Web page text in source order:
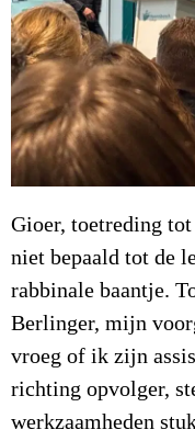
Gioer, toetreding
niet bepaald tot de
rabbinale baantje.
Berlinger, mijn
vroeg of ik zijn
richting opvolger,
werkzaamheden